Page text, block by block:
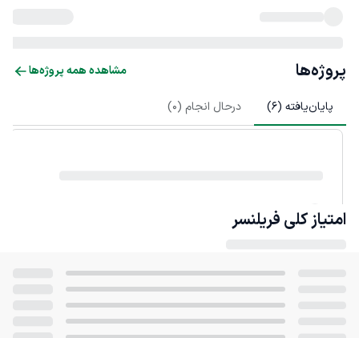
پروژه‌ها مشاهده همه پروژه‌ها
پایان‌یافته (6
) درحال انجام (0
)
امتیاز کلی فریلنسر